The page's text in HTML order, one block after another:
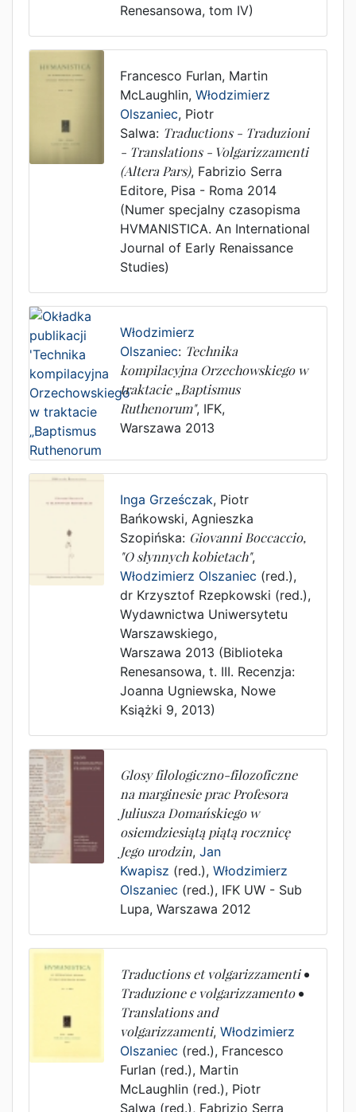
Renesansowa, tom IV)
Francesco Furlan, Martin
McLaughlin, Włodzimierz
Olszaniec, Piotr
Salwa: Traductions - Traduzioni
- Translations - Volgarizzamenti
(Altera Pars), Fabrizio Serra
Editore, Pisa - Roma 2014
(Numer specjalny czasopisma
HVMANISTICA. An International
Journal of Early Renaissance
Studies)
Włodzimierz
Olszaniec: Technika
kompilacyjna Orzechowskiego w
traktacie „Baptismus
Ruthenorum", IFK,
Warszawa 2013
Inga Grześczak, Piotr
Bańkowski, Agnieszka
Szopińska: Giovanni Boccaccio,
"O słynnych kobietach",
Włodzimierz Olszaniec (red.),
dr Krzysztof Rzepkowski (red.),
Wydawnictwa Uniwersytetu
Warszawskiego,
Warszawa 2013 (Biblioteka
Renesansowa, t. III. Recenzja:
Joanna Ugniewska, Nowe
Książki 9, 2013)
Glosy filologiczno-filozoficzne
na marginesie prac Profesora
Juliusza Domańskiego w
osiemdziesiątą piątą rocznicę
Jego urodzin, Jan
Kwapisz (red.), Włodzimierz
Olszaniec (red.), IFK UW - Sub
Lupa, Warszawa 2012
Traductions et volgarizzamenti •
Traduzione e volgarizzamento •
Translations and
volgarizzamenti, Włodzimierz
Olszaniec (red.), Francesco
Furlan (red.), Martin
McLaughlin (red.), Piotr
Salwa (red.), Fabrizio Serra